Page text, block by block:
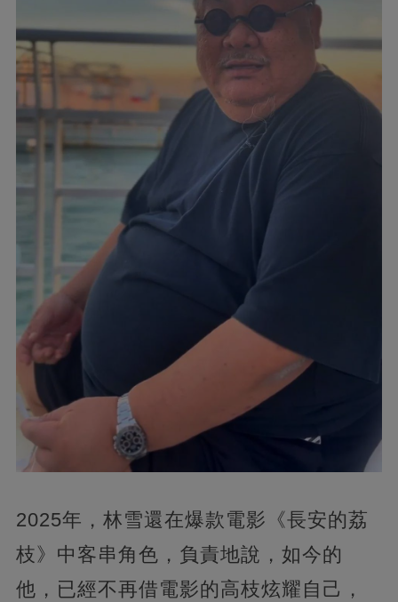
2025年，林雪還在爆款電影《長安的荔
枝》中客串角色，負責地說，如今的
他，已經不再借電影的高枝炫耀自己，